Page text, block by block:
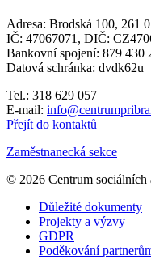
Adresa: Brodská 100, 261
IČ: 47067071, DIČ:
Bankovní spojení: 879 430
Datová schránka: dvdk62u
Tel.: 318 629 057
E-mail:
Přejít do kontaktů
Zaměstnanecká sekce
© 2026 Centrum sociálních
Důležité dokumenty
Projekty a výzvy
GDPR
Poděkování